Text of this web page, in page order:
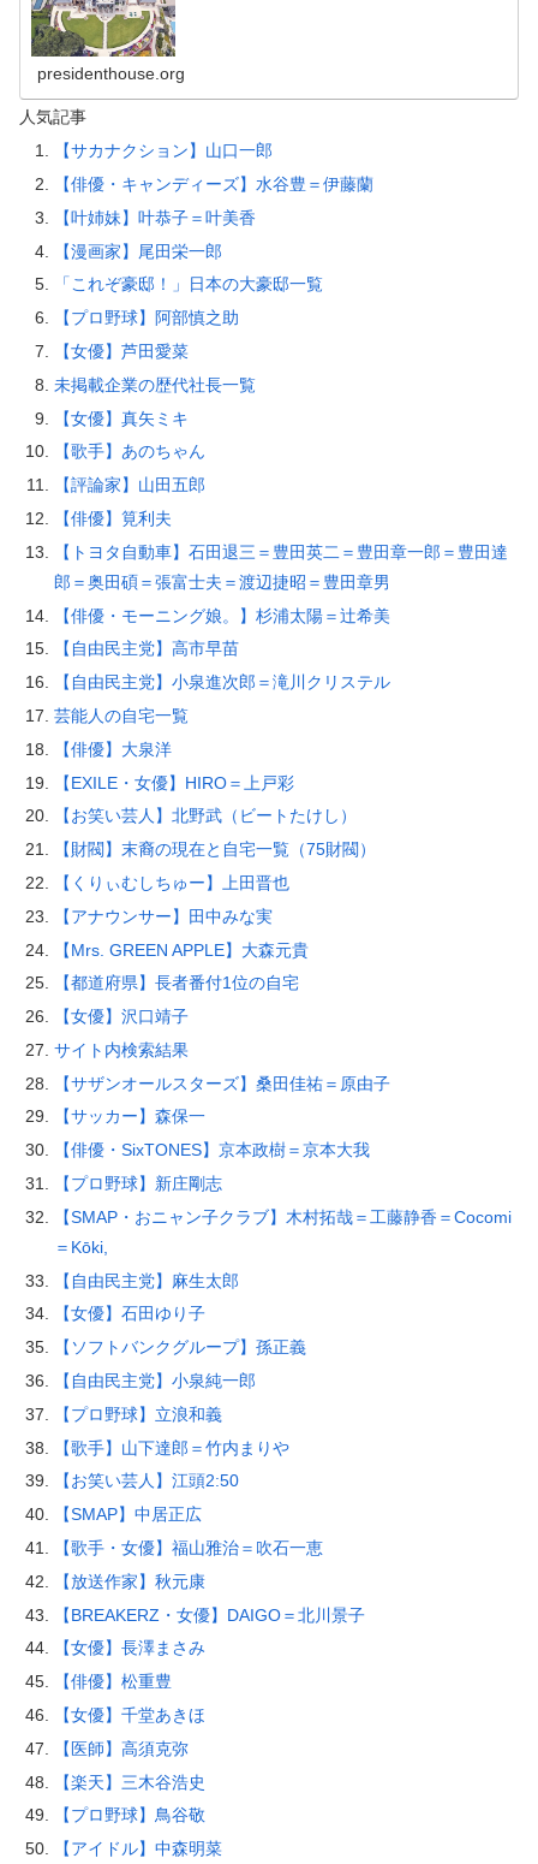
presidenthouse.org
人気記事
【サカナクション】山口一郎
【俳優・キャンディーズ】水谷豊＝伊藤蘭
【叶姉妹】叶恭子＝叶美香
【漫画家】尾田栄一郎
「これぞ豪邸！」日本の大豪邸一覧
【プロ野球】阿部慎之助
【女優】芦田愛菜
未掲載企業の歴代社長一覧
【女優】真矢ミキ
【歌手】あのちゃん
【評論家】山田五郎
【俳優】筧利夫
【トヨタ自動車】石田退三＝豊田英二＝豊田章一郎＝豊田達
郎＝奥田碩＝張富士夫＝渡辺捷昭＝豊田章男
【俳優・モーニング娘。】杉浦太陽＝辻希美
【自由民主党】高市早苗
【自由民主党】小泉進次郎＝滝川クリステル
芸能人の自宅一覧
【俳優】大泉洋
【EXILE・女優】HIRO＝上戸彩
【お笑い芸人】北野武（ビートたけし）
【財閥】末裔の現在と自宅一覧（75財閥）
【くりぃむしちゅー】上田晋也
【アナウンサー】田中みな実
【Mrs. GREEN APPLE】大森元貴
【都道府県】長者番付1位の自宅
【女優】沢口靖子
サイト内検索結果
【サザンオールスターズ】桑田佳祐＝原由子
【サッカー】森保一
【俳優・SixTONES】京本政樹＝京本大我
【プロ野球】新庄剛志
【SMAP・おニャン子クラブ】木村拓哉＝工藤静香＝Cocomi
＝Kōki,
【自由民主党】麻生太郎
【女優】石田ゆり子
【ソフトバンクグループ】孫正義
【自由民主党】小泉純一郎
【プロ野球】立浪和義
【歌手】山下達郎＝竹内まりや
【お笑い芸人】江頭2:50
【SMAP】中居正広
【歌手・女優】福山雅治＝吹石一恵
【放送作家】秋元康
【BREAKERZ・女優】DAIGO＝北川景子
【女優】長澤まさみ
【俳優】松重豊
【女優】千堂あきほ
【医師】高須克弥
【楽天】三木谷浩史
【プロ野球】鳥谷敬
【アイドル】中森明菜